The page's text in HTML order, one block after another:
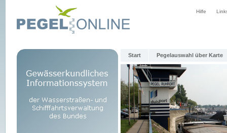
Hilfe
Start Pegelauswahl über Karte